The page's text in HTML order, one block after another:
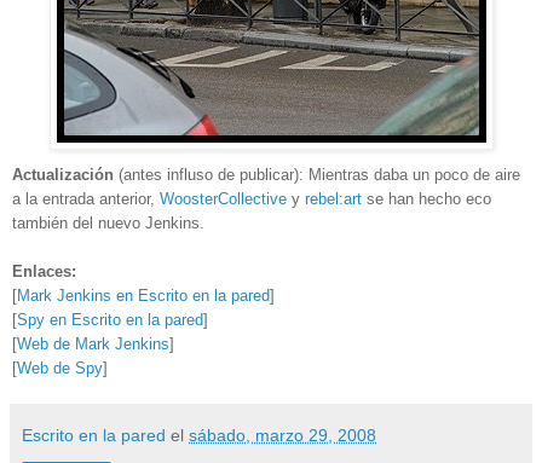
Actualización (antes influso de publicar): Mientras daba un poco de aire
a la entrada anterior, WoosterCollective y rebel:art se han hecho eco
también del nuevo Jenkins.
Enlaces:
[Mark Jenkins en Escrito en la pared]
[Spy en Escrito en la pared]
[Web de Mark Jenkins]
[Web de Spy]
Escrito en la pared el sábado, marzo 29, 2008